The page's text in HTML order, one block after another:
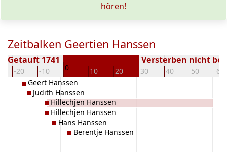
hören!
Zeitbalken Geertien Hanssen
-20 -10 0 10 20 30 40 50 60
Getauft 1741 Versterben nicht
Geert Hanssen
Judith Hanssen
Hillechjen Hanssen
Hillechjen Hanssen
Hans Hanssen
Berentje Hanssen